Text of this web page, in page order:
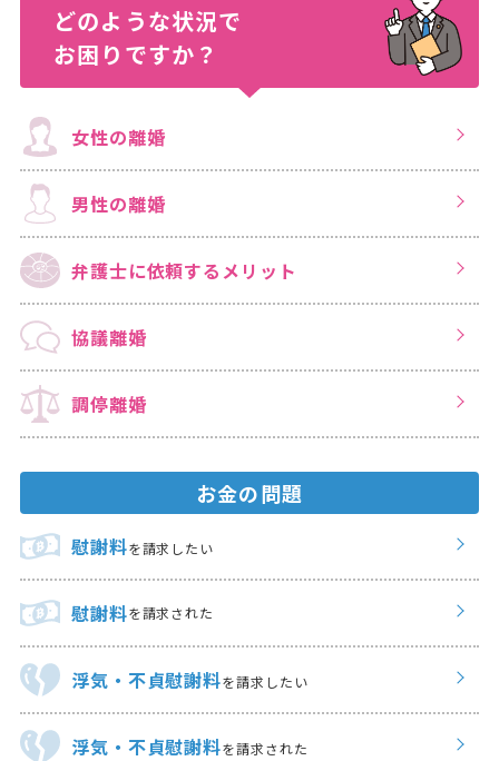
どのような状況で
お困りですか？
女性の離婚
男性の離婚
弁護士に依頼する メリット
協議離婚
調停離婚
お金の問題
慰謝料を請求したい
慰謝料を請求された
浮気・不貞慰謝料を請求したい
浮気・不貞慰謝料を請求された